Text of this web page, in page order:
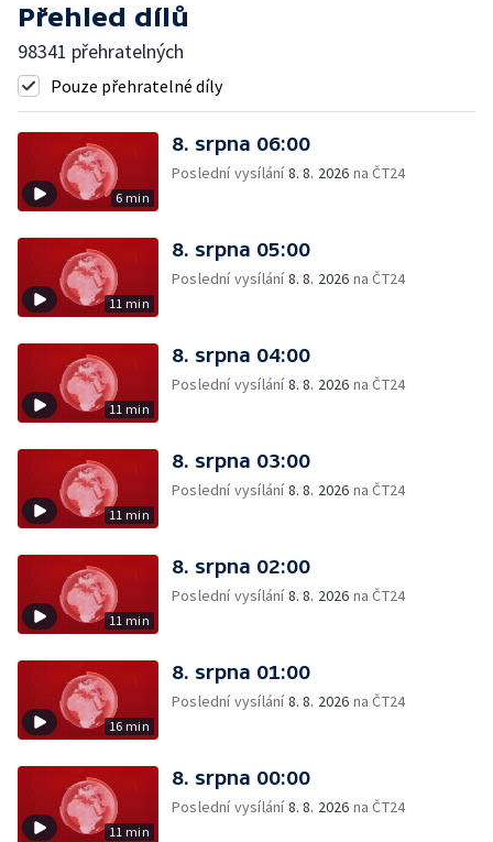
Přehled dílů
98341 přehratelných
Pouze přehratelné díly
6 min
8. srpna 06:00
Poslední vysílání8. 8. 2026 na ČT24
11 min
8. srpna 05:00
Poslední vysílání8. 8. 2026 na ČT24
11 min
8. srpna 04:00
Poslední vysílání8. 8. 2026 na ČT24
11 min
8. srpna 03:00
Poslední vysílání8. 8. 2026 na ČT24
11 min
8. srpna 02:00
Poslední vysílání8. 8. 2026 na ČT24
16 min
8. srpna 01:00
Poslední vysílání8. 8. 2026 na ČT24
11 min
8. srpna 00:00
Poslední vysílání8. 8. 2026 na ČT24